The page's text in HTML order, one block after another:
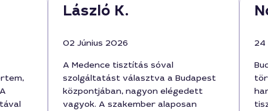
László K.
02 Június 2026
A Medence tisztítás sóval
szolgáltatást választva a Budapest
központjában, nagyon elégedett
vagyok. A szakember alaposan
24